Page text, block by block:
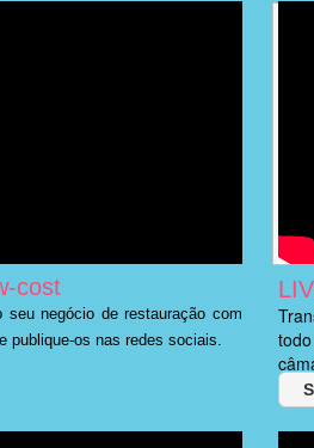
cost
seu negócio de restauração com
publique-os nas redes sociais.